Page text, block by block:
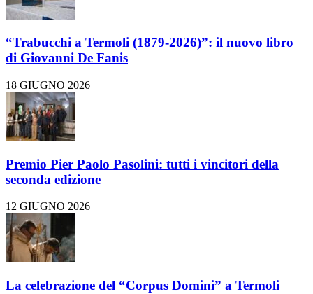
“Trabucchi a Termoli (1879-2026)”: il nuovo libro
di Giovanni De Fanis
18 GIUGNO 2026
Premio Pier Paolo Pasolini: tutti i vincitori della
seconda edizione
12 GIUGNO 2026
La celebrazione del “Corpus Domini” a Termoli